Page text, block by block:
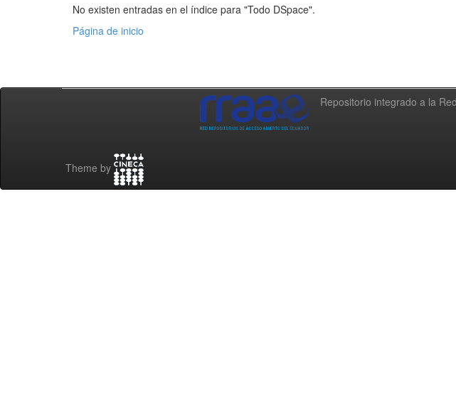
No existen entradas en el índice para "Todo DSpace".
Página de inicio
Repositorio integrado a la
Theme by